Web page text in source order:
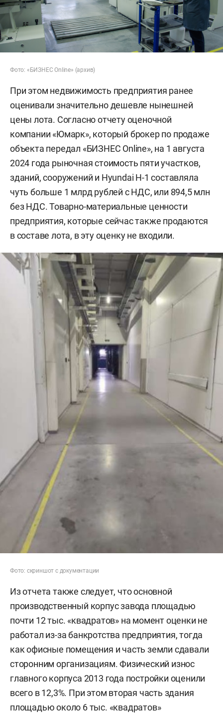
Фото: «БИЗНЕС Online» (архив)
При этом недвижимость предприятия ранее
оценивали значительно дешевле нынешней
цены лота. Согласно отчету оценочной
компании «Юмарк», который брокер по продаже
объекта передал «БИЗНЕС Online», на 1 августа
2024 года рыночная стоимость пяти участков,
зданий, сооружений и Hyundai H-1 составляла
чуть больше 1 млрд рублей с НДС, или 894,5 млн
без НДС. Товарно-материальные ценности
предприятия, которые сейчас также продаются
в составе лота, в эту оценку не входили.
Фото: скриншот с документации
Из отчета также следует, что основной
производственный корпус завода площадью
почти 12 тыс. «квадратов» на момент оценки не
работал из-за банкротства предприятия, тогда
как офисные помещения и часть земли сдавали
сторонним организациям. Физический износ
главного корпуса 2013 года постройки оценили
всего в 12,3%. При этом вторая часть здания
площадью около 6 тыс. «квадратов»